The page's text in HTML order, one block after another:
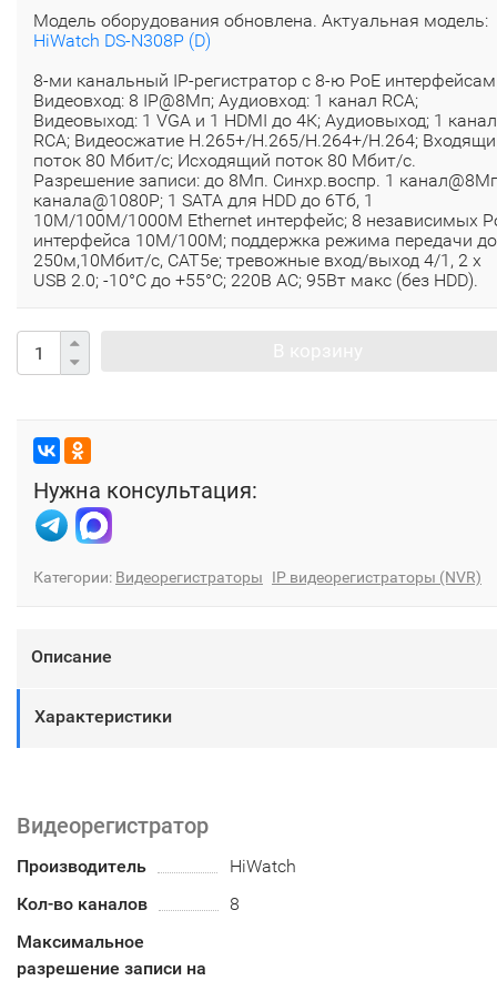
Модель оборудования обновлена. Актуальная модель:
HiWatch DS-N308P (D)
8-ми канальный IP-регистратор c 8-ю PoE
Видеовход: 8 IP@8Мп; Аудиовход: 1 канал RCA;
Видеовыход: 1 VGA и 1 HDMI до 4К; Аудиовыход; 1 канал
RCA; Видеосжатие H.265+/H.265/H.264+/H.264;
поток 80 Мбит/с; Исходящий поток 80 Мбит/с.
Разрешение записи: до 8Мп. Синхр.воспр. 1
канала@1080P; 1 SATA для HDD до 6Тб, 1
10M/100M/1000M Ethernet интерфейс; 8 независимых
интерфейса 10M/100M; поддержка режима передачи до
250м,10Мбит/с, CAT5e; тревожные вход/выход 4/1, 2 х
USB 2.0; -10°C до +55°C; 220В АC; 95Вт макс (без HDD).
Нужна консультация:
Категории: Видеорегистраторы IP видеорегистраторы (NVR)
Описание
Характеристики
Видеорегистратор
Производитель
HiWatch
Кол-во каналов
8
Максимальное
разрешение записи на